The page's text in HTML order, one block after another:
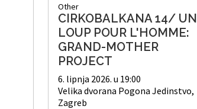
Other
CIRKOBALKANA 14/ UN
LOUP POUR L'HOMME:
GRAND-MOTHER
PROJECT
6. lipnja 2026. u 19:00
Velika dvorana Pogona Jedinstvo,
Zagreb